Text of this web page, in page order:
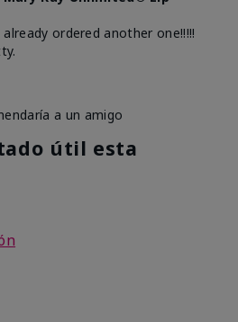
ordered another one!!!!!
a un amigo
útil esta